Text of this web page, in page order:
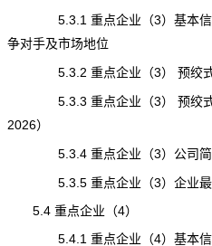
5.3.1 重点企业（3）基本信息
争对手及市场地位
5.3.2 重点企业（3） 预绞式金
5.3.3 重点企业（3） 预绞式金
2026）
5.3.4 重点企业（3）公司简
5.3.5 重点企业（3）企业最
5.4 重点企业（4）
5.4.1 重点企业（4）基本信息